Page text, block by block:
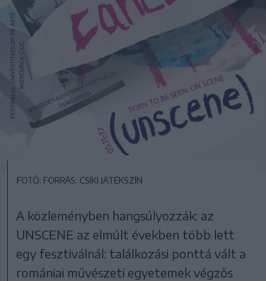
FOTÓ: FORRÁS: CSÍKI JÁTÉKSZÍN
A közleményben hangsúlyozzák: az
UNSCENE az elmúlt években több lett
egy fesztiválnál: találkozási ponttá vált a
romániai művészeti egyetemek végzős